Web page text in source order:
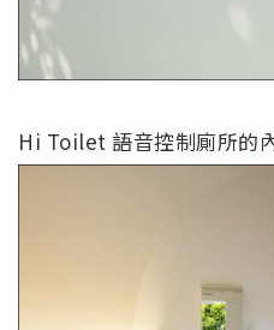
Hi Toilet 語音控制廁所的